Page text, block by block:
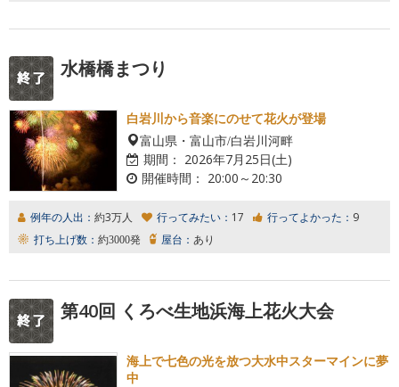
水橋橋まつり
白岩川から音楽にのせて花火が登場
富山県・富山市/白岩川河畔
期間： 2026年7月25日(土)
開催時間： 20:00～20:30
例年の人出： 約3万人 行ってみたい： 17 行ってよかった： 9
打ち上げ数： 約3000発 屋台： あり
第40回 くろべ生地浜海上花火大会
海上で七色の光を放つ大水中スターマインに夢
中